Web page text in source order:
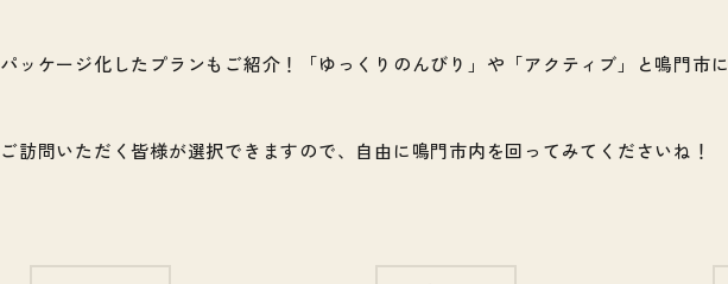
パッケージ化したプランもご紹介！「ゆっくりのんびり」や「アクティブ」と鳴門市に
ご訪問いただく皆様が選択できますので、自由に鳴門市内を回ってみてくださいね！